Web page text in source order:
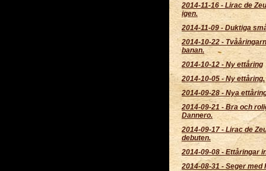
2014-11-16 - Lirac de
igen.
2014-11-09 -Duktiga
2014-10-22-
banan.
2014-10-12 - Ny ettåring
2014-10-05-Ny ettåring.
2014-09-28 - Nya
2014-09-21 -Bra och
Dannero.
2014-09-17 -Lirac de
debuten.
2014-09-08-Ettåringar
2014-08-31 - Seger med